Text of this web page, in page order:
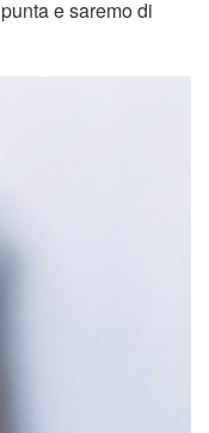
e saremo di